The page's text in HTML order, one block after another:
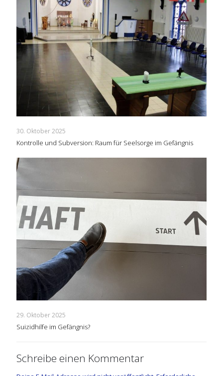
30. Oktober 2025
Kontrolle und Subversion: Raum für Seelsorge im Gefängnis
29. Oktober 2025
Suizidhilfe im Gefängnis?
Schreibe einen Kommentar